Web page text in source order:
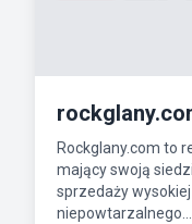
Rockglany.com to
mający swoją
sprzedaży
niepowtarzalnego...